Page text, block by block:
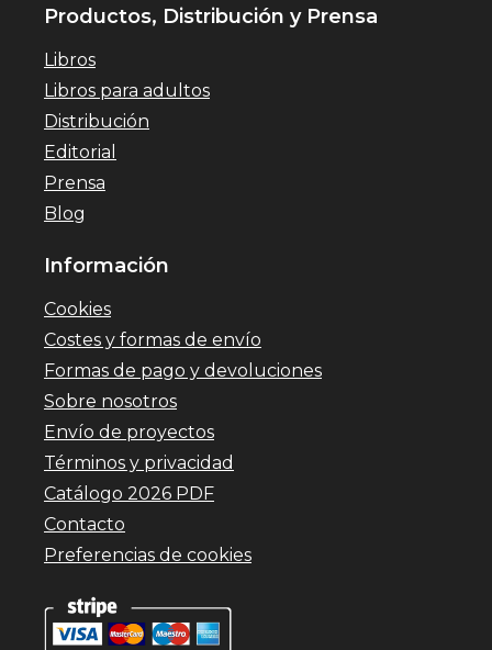
Productos, Distribución y Prensa
Libros
Libros para adultos
Distribución
Editorial
Prensa
Blog
Información
Cookies
Costes y formas de envío
Formas de pago y devoluciones
Sobre nosotros
Envío de proyectos
Términos y privacidad
Catálogo 2026 PDF
Contacto
Preferencias de cookies